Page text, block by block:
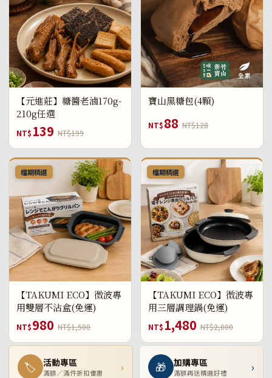
【元進莊】糖醬老滷170g-
210g任選
NT$ 139 NT$199
寶山黑糖包(4顆)
NT$88 NT$128
檔期精選
【TAKUMI ECO】微波專
用雙層不沾盒(免運)
NT$980 NT$1,500
檔期精選
【TAKUMI ECO】微波專
用三層調理鍋(免運)
NT$ 1,480 NT$2,000
🏷 活動專區
滿額／滿件折扣優惠 › 🎁 加購專區
滿額再送精選好禮 ›